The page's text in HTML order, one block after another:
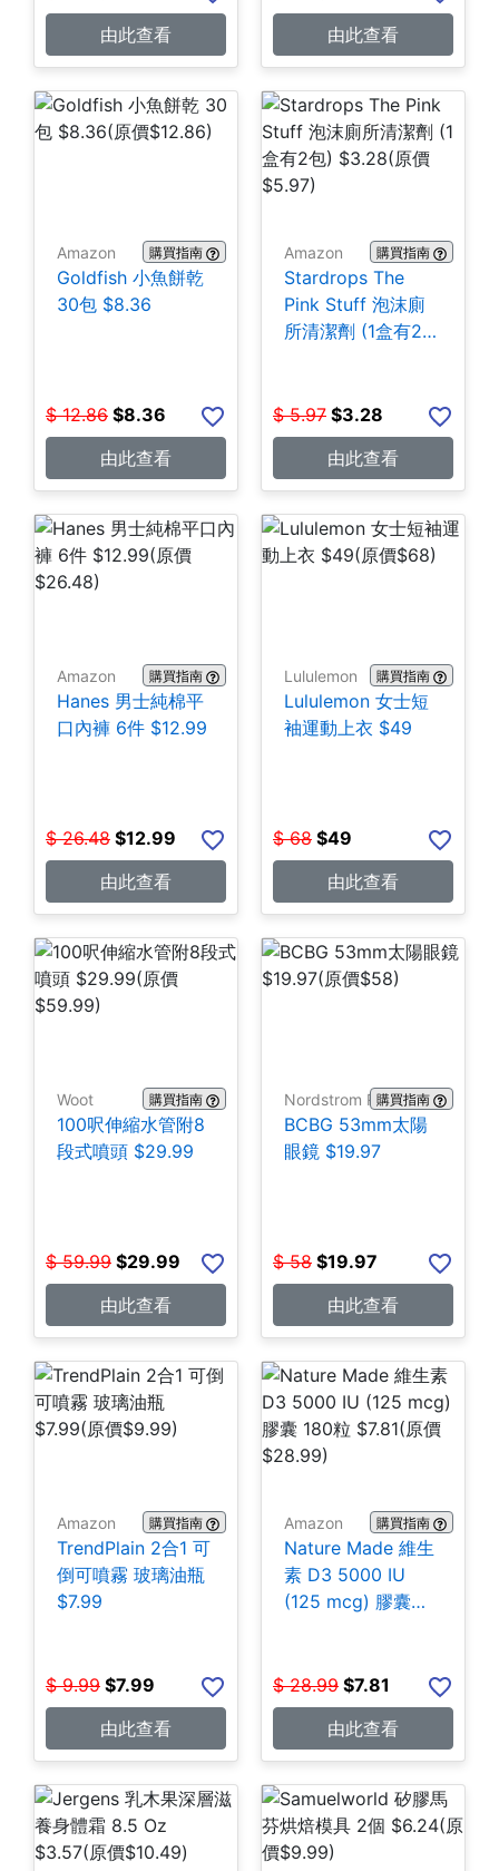
由此查看
由此查看
Amazon 購買指南
Goldfish 小魚餅乾
30包 $8.36
$ 12.86 $8.36
由此查看
Amazon 購買指南
Stardrops The
Pink Stuff 泡沫廁
所清潔劑 (1盒有2
$ 5.97 $3.28
由此查看
Amazon 購買指南
Hanes 男士純棉平
口內褲 6件 $12.99
$ 26.48 $12.99
由此查看
Lululemon 購買指南
Lululemon 女士短
袖運動上衣 $49
$ 68 $49
由此查看
Woot 購買指南
100呎伸縮水管附8
段式噴頭 $29.99
$ 59.99 $29.99
由此查看
Nordstrom Rack購買指南
BCBG 53mm太陽
眼鏡 $19.97
$ 58 $19.97
由此查看
Amazon 購買指南
TrendPlain 2合1 可
倒可噴霧 玻璃油瓶
$7.99
$ 9.99 $7.99
由此查看
Amazon 購買指南
Nature Made 維生
素 D3 5000 IU
(125 mcg) 膠囊
$ 28.99 $7.81
由此查看